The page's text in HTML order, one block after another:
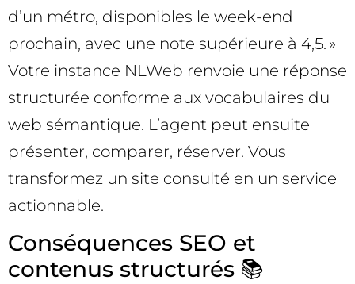
d’un métro, disponibles le week-end
prochain, avec une note supérieure à 4,5. »
Votre instance NLWeb renvoie une réponse
structurée conforme aux vocabulaires du
web sémantique. L’agent peut ensuite
présenter, comparer, réserver. Vous
transformez un site consulté en un service
actionnable.
Conséquences SEO et
contenus structurés 📚